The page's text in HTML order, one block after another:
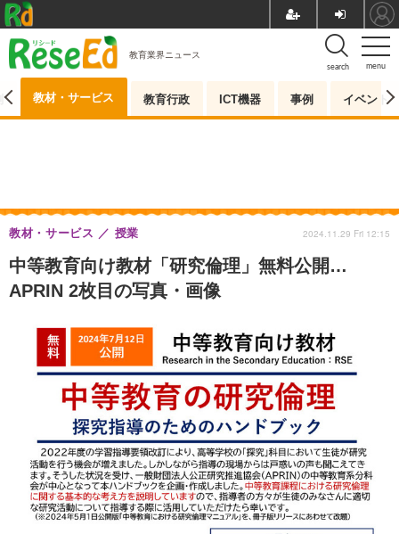
menu
search
教育業界ニュース
教材・サービス 教育行政 ICT機器 事例 イベント
中等教育向け教材「研究倫理」無料公開…
APRIN 2枚目の写真・画像
教材・サービス 授業 2024.11.29 Fri 12:15